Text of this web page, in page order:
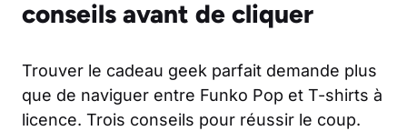
conseils avant de cliquer
Trouver le cadeau geek parfait demande plus
que de naviguer entre Funko Pop et T-shirts à
licence. Trois conseils pour réussir le coup.